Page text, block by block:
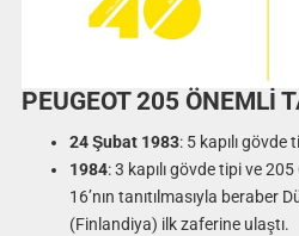
PEUGEOT 205 ÖNEMLİ
24 Şubat 1983: 5 kapılı gövde
1984: 3 kapılı gövde tipi ve
16’nın tanıtılmasıyla beraber
(Finlandiya) ilk zaferine ulaştı.